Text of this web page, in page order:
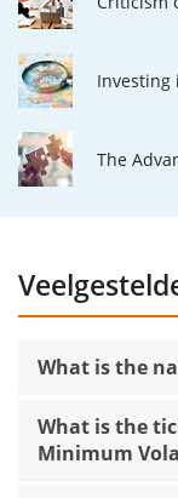
Investing
The
What is the
What is the
Minimum